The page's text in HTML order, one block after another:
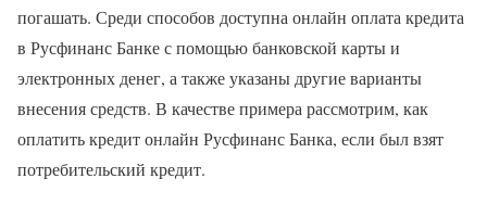
погашать. Среди способов доступна онлайн оплата кредита
в Русфинанс Банке с помощью банковской карты и
электронных денег, а также указаны другие варианты
внесения средств. В качестве примера рассмотрим, как
оплатить кредит онлайн Русфинанс Банка, если был взят
потребительский кредит.